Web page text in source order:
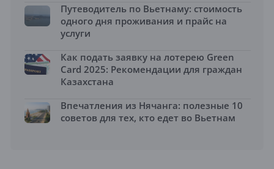
Путеводитель по Вьетнаму: стоимость
одного дня проживания и прайс на
услуги
Как подать заявку на лотерею Green
Card 2025: Рекомендации для граждан
Казахстана
Впечатления из Нячанга: полезные 10
советов для тех, кто едет во Вьетнам